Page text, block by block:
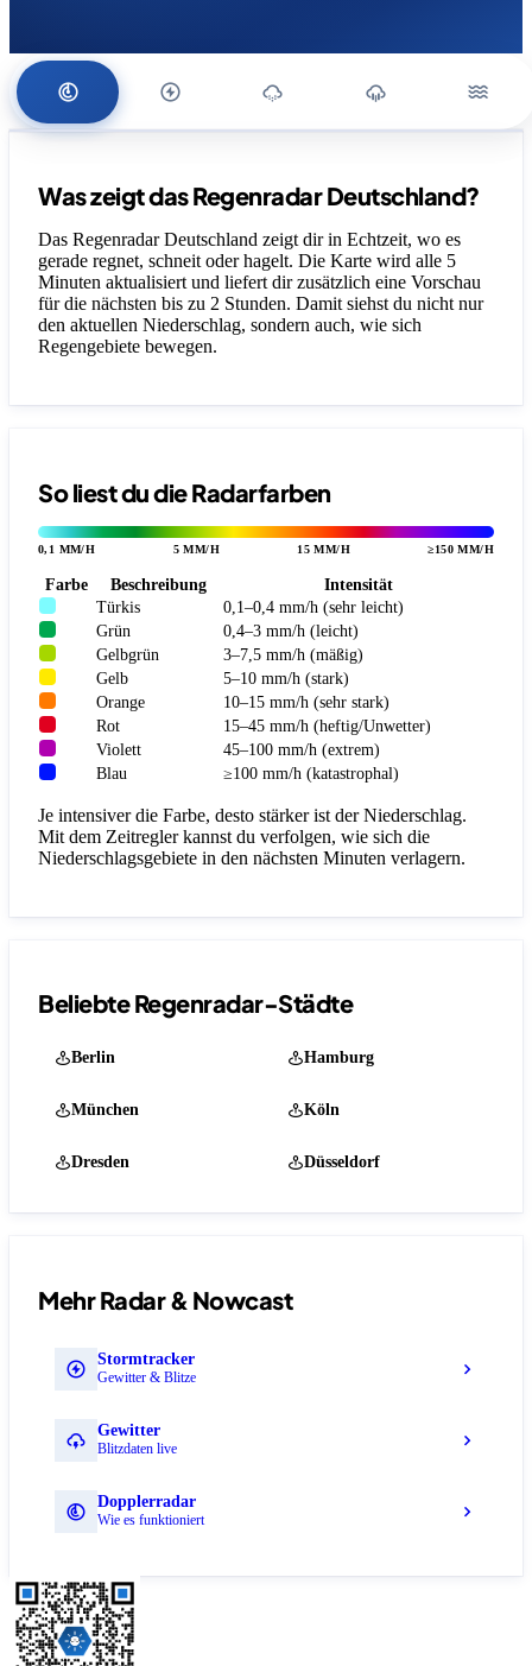
Was zeigt das Regenradar Deutschland?
Das Regenradar Deutschland zeigt dir in Echtzeit, wo es
gerade regnet, schneit oder hagelt. Die Karte wird alle 5
Minuten aktualisiert und liefert dir zusätzlich eine Vorschau
für die nächsten bis zu 2 Stunden. Damit siehst du nicht nur
den aktuellen Niederschlag, sondern auch, wie sich
Regengebiete bewegen.
So liest du die Radarfarben
0,1 MM/H 5 MM/H 15 MM/H ≥150 MM/H
Farbe Beschreibung
Intensität
Türkis
0,1–0,4 mm/h (sehr leicht)
Grün
0,4–3 mm/h (leicht)
Gelbgrün
3–7,5 mm/h (mäßig)
Gelb
5–10 mm/h (stark)
Orange
10–15 mm/h (sehr stark)
Rot
15–45 mm/h (heftig/Unwetter)
Violett
45–100 mm/h (extrem)
Blau
≥100 mm/h (katastrophal)
Je intensiver die Farbe, desto stärker ist der Niederschlag.
Mit dem Zeitregler kannst du verfolgen, wie sich die
Niederschlagsgebiete in den nächsten Minuten verlagern.
Beliebte Regenradar-Städte
Berlin Hamburg
München Köln
Dresden Düsseldorf
Mehr Radar & Nowcast
Stormtracker
Gewitter & Blitze
Gewitter
Blitzdaten live
Dopplerradar
Wie es funktioniert